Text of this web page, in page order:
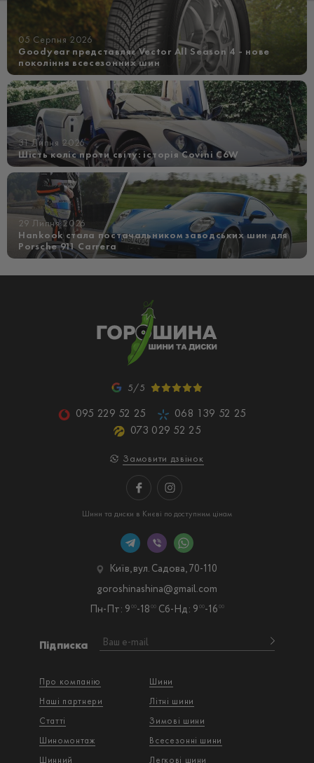
05 Серпня 2026
Goodyear представляє Vector All Season 4 - нове
покоління всесезонних шин
31 Липня 2026
Шість коліс проти світу: історія Covini C6W
29 Липня 2026
Hankook стала постачальником заводських шин для
Porsche 911 Carrera
5/5
095 229 52 25
068 139 52 25
073 029 52 25
Замовити дзвінок
Шини та диски в Києві по доступним цінам
Про компанію
Наші партнери
Статті
Шиномонтаж
Шинний
Шини
Літні шини
Зимові шини
Всесезонні шини
Легкові шини
Підписка
Київ, вул. Садова, 70-110
Пн-Пт: 9 00-18 00 Сб-Нд: 9 00-16 00
goroshinashina@gmail.com